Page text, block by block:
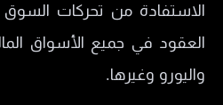
الاستفادة من تحركات
العقود في جميع الأسواق
واليورو وغيرها.